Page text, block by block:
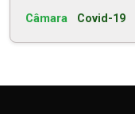
Câmara Covid-19